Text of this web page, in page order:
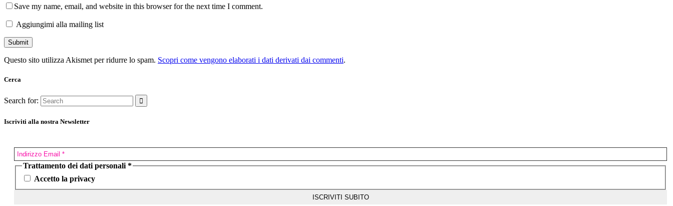
Save my name, email, and website in this browser for the next time I comment.
Aggiungimi alla mailing list
Questo sito utilizza Akismet per ridurre lo spam. Scopri come vengono elaborati i dati derivati dai commenti.
Cerca
Search for:
Iscriviti alla nostra Newsletter
Trattamento dei dati personali *
Accetto la privacy